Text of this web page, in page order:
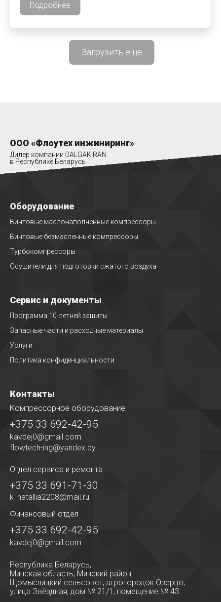
Подробнее
Загрузить ещё
ООО «Флоутех инжиниринг»
Дилер компании DALGAKIRAN
в Республике Беларусь
Оборудование
Винтовые маслонаполненные компрессоры
Винтовые безмасленные компрессоры
Турбокомпрессоры
Осушители для подготовки сжатого воздуха
Сервис и документы
Программа 10-летней защиты
Запасные части и расходные материалы
Услуги
Политика конфиденциальности
Контакты
Компрессорное оборудование
+375 33 692-42-95
kavdej0@gmail.com
flowtech-ing@yandex.by
Отдел сервиса и ремонта
+375 33 691-71-30
k_natallia2208@mail.ru
Финансовый отдел
+375 33 692-42-95
kavdej0@gmail.com
Республика Беларусь,
Минская область, Минский район,
Щомыслицкий сельсовет, агрогородок Озерцо,
улица Звёздная, дом № 21/1, помещение № 43